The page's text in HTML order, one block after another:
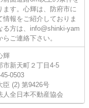
ます。心輝は、防府市に
情報をご紹介しておりま
る方は、info@shinki-yam
ご連絡下さい。
輝
市新天町２丁目4-5
0503
臣 (2) 第9426号
人全日本不動産協会